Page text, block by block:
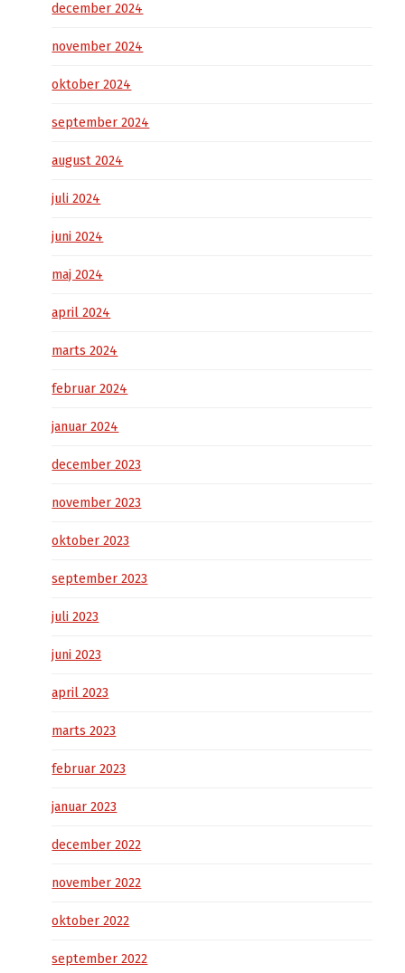
december 2024
november 2024
oktober 2024
september 2024
august 2024
juli 2024
juni 2024
maj 2024
april 2024
marts 2024
februar 2024
januar 2024
december 2023
november 2023
oktober 2023
september 2023
juli 2023
juni 2023
april 2023
marts 2023
februar 2023
januar 2023
december 2022
november 2022
oktober 2022
september 2022